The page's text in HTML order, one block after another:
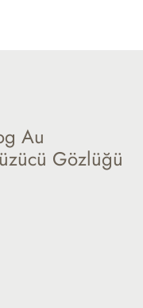
Au
Gözlüğü